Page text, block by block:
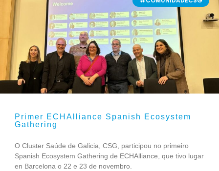
Primer ECHAlliance Spanish Ecosystem
Gathering
O Cluster Saúde de Galicia, CSG, participou no primeiro
Spanish Ecosystem Gathering de ECHAlliance, que tivo lugar
en Barcelona o 22 e 23 de novembro.